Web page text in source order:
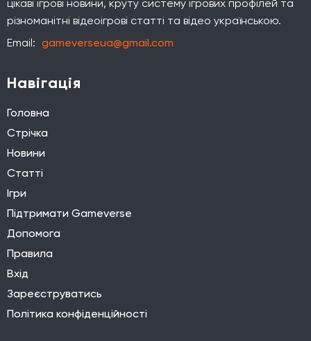
цікаві ігрові новини, круту систему ігрових профілей та
різноманітні відеоігрові статті та відео українською.
Email: gameverseua@gmail.com
Навігація
Головна
Стрічка
Новини
Статті
Ігри
Підтримати Gameverse
Допомога
Правила
Вхід
Зареєструватись
Політика конфіденційності